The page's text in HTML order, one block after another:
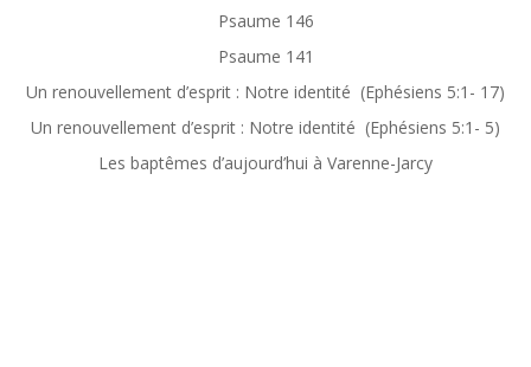
Psaume 146
Psaume 141
Un renouvellement d’esprit : Notre identité (Ephésiens 5:1- 17)
Un renouvellement d’esprit : Notre identité (Ephésiens 5:1- 5)
Les baptêmes d’aujourd’hui à Varenne-Jarcy